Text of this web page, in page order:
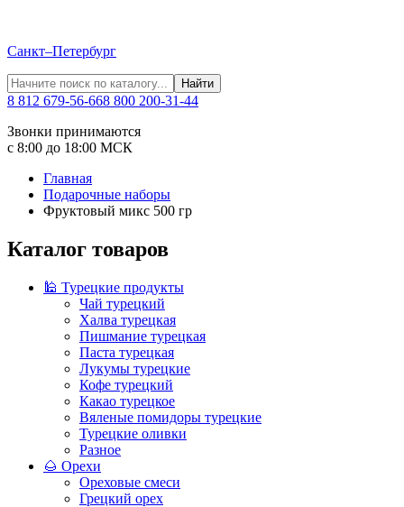
Санкт–Петербург
Найти
8 812 679-56-668 800 200-31-44
Звонки принимаются
с 8:00 до 18:00 МСК
Главная
Подарочные наборы
Фруктовый микс 500 гр
Каталог товаров
🕌 Турецкие продукты
Чай турецкий
Халва турецкая
Пишмание турецкая
Паста турецкая
Лукумы турецкие
Кофе турецкий
Какао турецкое
Вяленые помидоры турецкие
Турецкие оливки
Разное
🌰 Орехи
Ореховые смеси
Грецкий орех